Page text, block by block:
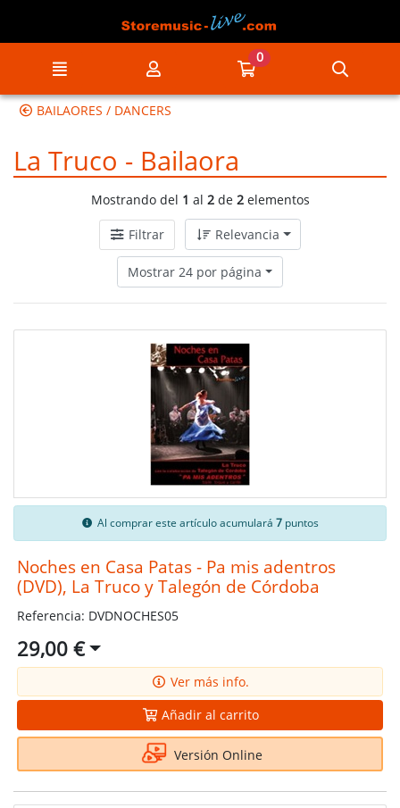
Ir a mi compra
0
BAILAORES / DANCERS
La Truco - Bailaora
Mostrando del 1 al 2de 2elementos
Filtrar Relevancia
Mostrar 24 por página
Al comprar este artículo acumulará 7puntos
Noches en Casa Patas - Pa mis adentros
(DVD), La Truco y Talegón de Córdoba
Referencia: DVDNOCHES05
29,00 €
Ver más info.
Añadir al carrito
Versión Online